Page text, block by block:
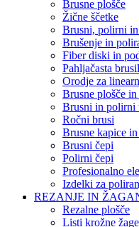
Brusne plošče
Žične ščetke
Brusni, polirni
Brušenje in
Fiber diski in
Pahljačasta
Orodje za
Brusne plošče
Brusni in polirni
Ročni brusi
Brusne kapice
Brusni čepi
Polirni čepi
Profesionalno
Izdelki za
REZANJE IN
Rezalne plošče
Listi krožne žage